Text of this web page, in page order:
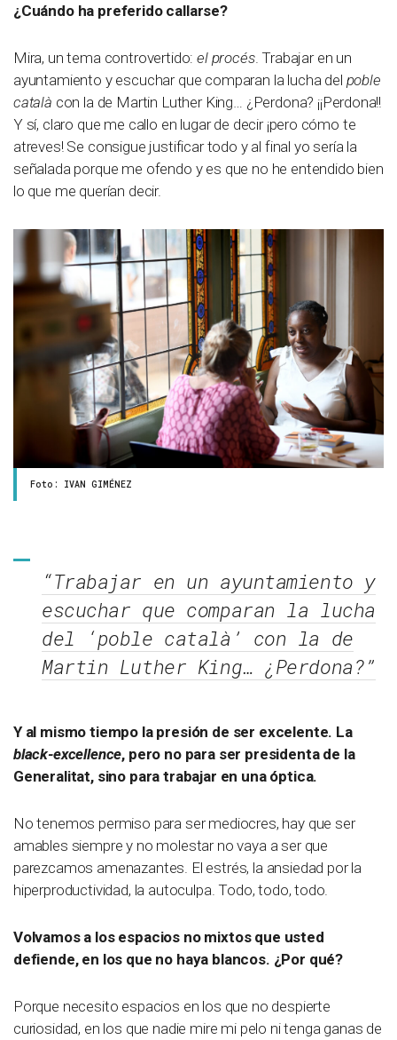
¿Cuándo ha preferido callarse?
Mira, un tema controvertido:el procés. Trabajar en un
ayuntamiento y escuchar que comparan la lucha del poble
català con la de Martin Luther King… ¿Perdona? ¡¡Perdona!!
Y sí, claro que me callo en lugar de decir ¡pero cómo te
atreves! Se consigue justificar todo y al final yo sería la
señalada porque me ofendo y es que no he entendido bien
lo que me querían decir.
Foto: IVAN GIMÉNEZ
“Trabajar en un ayuntamiento y
escuchar que comparan la lucha
del ‘poble català’ con la de
Martin Luther King… ¿Perdona?”
Y al mismo tiempo la presión de ser excelente. La
black-excellence, pero no para ser presidenta de la
Generalitat, sino para trabajar en una óptica.
No tenemos permiso para ser mediocres, hay que ser
amables siempre y no molestar no vaya a ser que
parezcamos amenazantes. El estrés, la ansiedad por la
hiperproductividad, la autoculpa. Todo, todo, todo.
Volvamos a los espacios no mixtos que usted
defiende, en los que no haya blancos. ¿Por qué?
Porque necesito espacios en los que no despierte
curiosidad, en los que nadie mire mi pelo ni tenga ganas de